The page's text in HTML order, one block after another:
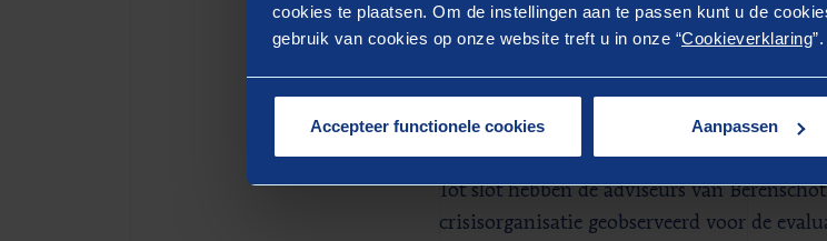
cookies te plaatsen. Om de instellingen aan te passen kunt u de
gebruik van cookies op onze website treft u in onze “Cookieverklaring”.
Accepteer functionele cookies Aanpassen
in de voorbereiding (nog) meer de focus
kwamen we te weten wat een ministerie,
daadwerkelijk nodig heeft bij hun incident
echt securityincident of -crisis is op
Tot slot hebben de adviseurs van
crisisorganisatie geobserveerd voor de